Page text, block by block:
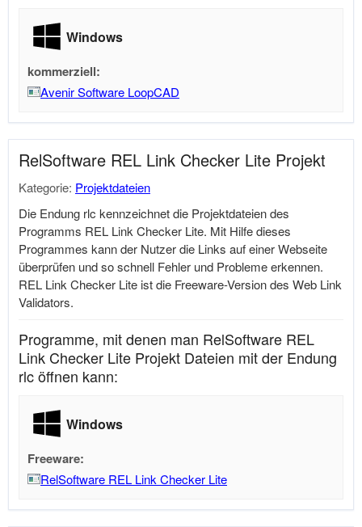
Windows
kommerziell:
Avenir Software LoopCAD
RelSoftware REL Link Checker Lite Projekt
Kategorie: Projektdateien
Die Endung rlc kennzeichnet die Projektdateien des
Programms REL Link Checker Lite. Mit Hilfe dieses
Programmes kann der Nutzer die Links auf einer Webseite
überprüfen und so schnell Fehler und Probleme erkennen.
REL Link Checker Lite ist die Freeware-Version des Web Link
Validators.
Programme, mit denen man RelSoftware REL
Link Checker Lite Projekt Dateien mit der Endung
rlc öffnen kann:
Windows
Freeware:
RelSoftware REL Link Checker Lite